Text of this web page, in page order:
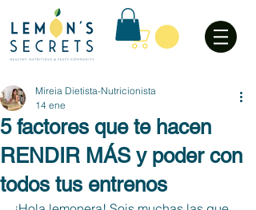
5 factores que te hacen
RENDIR MÁS y poder con
todos tus entrenos
Mireia Dietista-Nutricionista
14 ene